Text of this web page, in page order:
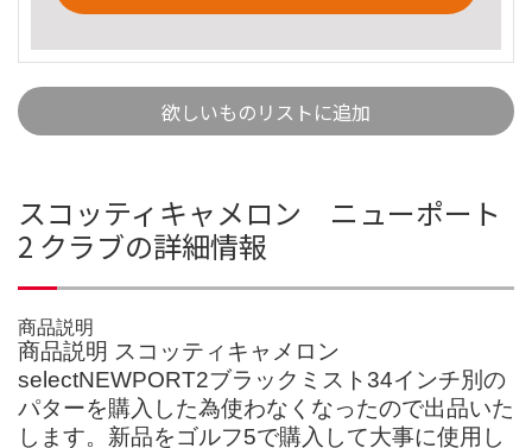
欲しいものリストに追加
スコッティキャメロン ニューポート
2 クラブの詳細情報
商品説明
商品説明 スコッティキャメロン
selectNEWPORT2ブラックミスト34インチ別の
パターを購入した為使わなくなったので出品いた
します。新品をゴルフ5で購入して大事に使用し